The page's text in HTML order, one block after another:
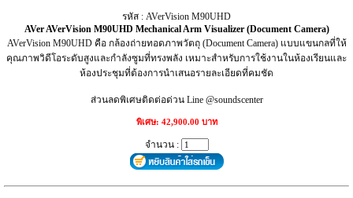
รหัส : AVerVision M90UHD
AVer AVerVision M90UHD Mechanical Arm Visualizer (Document Camera)
AVerVision M90UHD คือ กล้องถ่ายทอดภาพวัตถุ (Document Camera) แบบแขนกลที่ให้
คุณภาพวิดีโอระดับสูงและกำลังซูมที่ทรงพลัง เหมาะสำหรับการใช้งานในห้องเรียนและ
ห้องประชุมที่ต้องการนำเสนอรายละเอียดที่คมชัด
ส่วนลดพิเศษติดต่อด่วน Line @soundscenter
พิเศษ: 42,900.00 บาท
จำนวน :